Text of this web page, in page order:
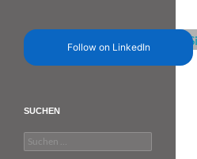
Follow on LinkedIn
SUCHEN
Suchen
nach: